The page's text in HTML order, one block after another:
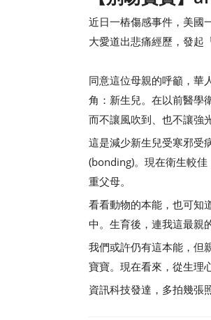
近日一樁傷感事件，美國
大愛道出悲痛經歷，發起
同意這位母親的呼籲，華
角：新生兒。在以前醫學
而不讓風吹到、也不讓強
這是減少新生兒受寒邪受
(bonding)。現在衛生較
重父母。
看看動物的本能，也可知
中。生育後，連我這最親
我們或許仍有這本能，但
寶寶。現在看來，從生理
資訊科技發達，多拍幾張